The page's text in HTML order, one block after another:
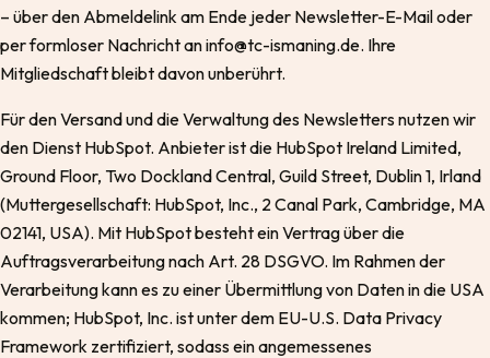
– über den Abmeldelink am Ende jeder Newsletter-E-Mail oder
per formloser Nachricht an info@tc-ismaning.de. Ihre
Mitgliedschaft bleibt davon unberührt.
Für den Versand und die Verwaltung des Newsletters nutzen wir
den Dienst HubSpot. Anbieter ist die HubSpot Ireland Limited,
Ground Floor, Two Dockland Central, Guild Street, Dublin 1, Irland
(Muttergesellschaft: HubSpot, Inc., 2 Canal Park, Cambridge, MA
02141, USA). Mit HubSpot besteht ein Vertrag über die
Auftragsverarbeitung nach Art. 28 DSGVO. Im Rahmen der
Verarbeitung kann es zu einer Übermittlung von Daten in die USA
kommen; HubSpot, Inc. ist unter dem EU-U.S. Data Privacy
Framework zertifiziert, sodass ein angemessenes